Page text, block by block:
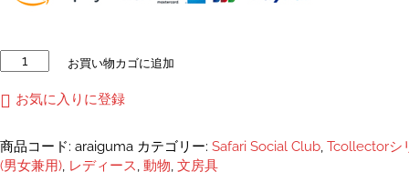
し
ゴ
ら
い
お買い物カゴに追加
お気に入りに登録
商品コード: araiguma カテゴリー: Safari Social Club, Tcollectorシ
(男女兼用), レディース, 動物, 文房具